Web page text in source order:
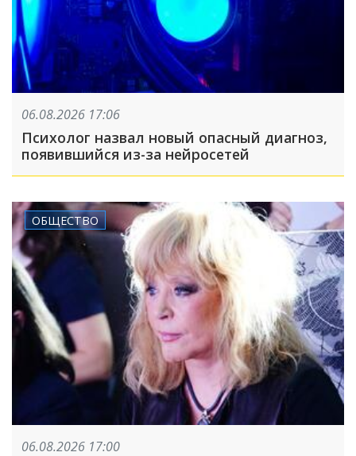
06.08.2026 17:06
Психолог назвал новый опасный диагноз,
появившийся из-за нейросетей
ОБЩЕСТВО
06.08.2026 17:00